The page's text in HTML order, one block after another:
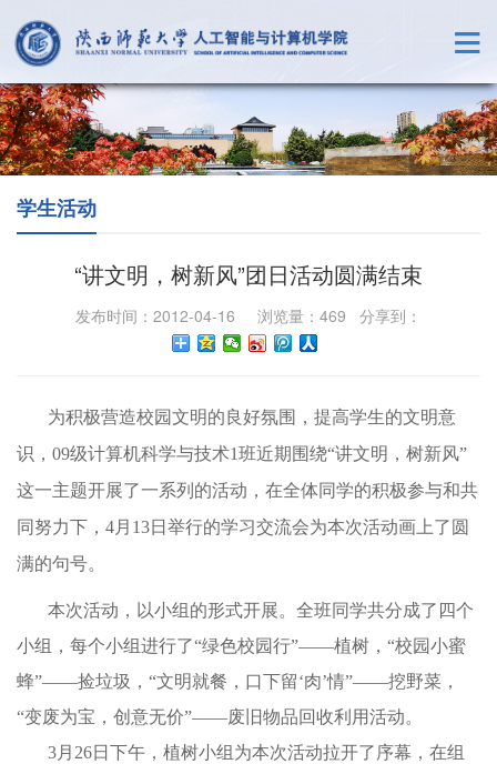
学生活动
“讲文明，树新风”团日活动圆满结束
发布时间：2012-04-16 浏览量： 469 分享到：
为积极营造校园文明的良好氛围，提高学生的文明意
识， 09级计算机科学与技术1班近期围绕“讲文明，树新风”
这一主题开展了一系列的活动，在全体同学的积极参与和共
同努力下， 4月 13日举行的学习交流会为本次活动画上了圆
满的句号。
本次活动，以小组的形式开展。全班同学共分成了四个
小组，每个小组进行了“绿色校园行”——植树，“校园小蜜
蜂”——捡垃圾，“文明就餐，口下留‘肉’情”——挖野菜，
“变废为宝，创意无价”——废旧物品回收利用活动。
3月 26日
下午，植树小组为本次活动拉开了序幕，在组